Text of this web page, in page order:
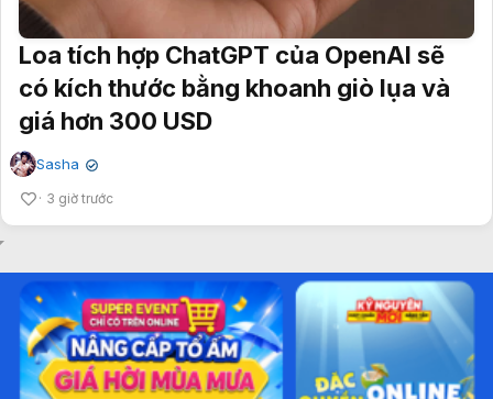
Loa tích hợp ChatGPT của OpenAI sẽ
có kích thước bằng khoanh giò lụa và
giá hơn 300 USD
Sasha ✔
3 giờ trước